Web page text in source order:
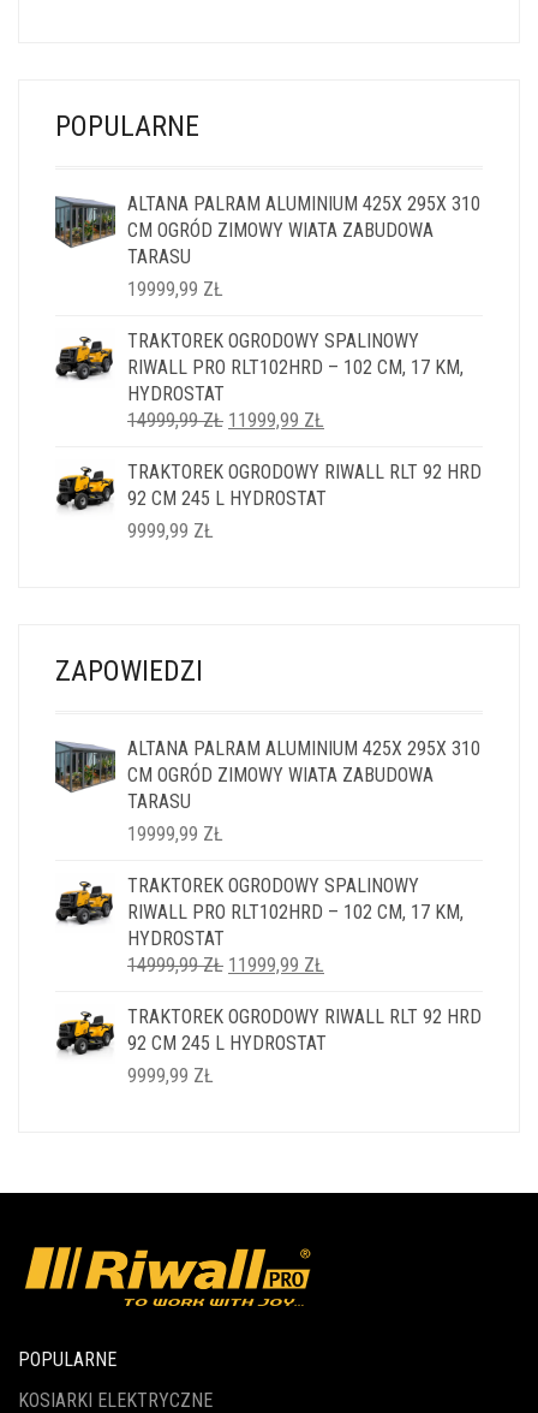
POPULARNE
ALTANA PALRAM ALUMINIUM 425X 295X 310
CM OGRÓD ZIMOWY WIATA ZABUDOWA
TARASU
19999,99 ZŁ
TRAKTOREK OGRODOWY SPALINOWY
RIWALL PRO RLT102HRD – 102 CM, 17 KM,
HYDROSTAT
14999,99ZŁ PIERWOTNA
WYNOSIŁA:
14999,99 ZŁ.
11999,99 ZŁ
WYNOSI:
11999,99 ZŁ.
TRAKTOREK OGRODOWY RIWALL RLT 92 HRD
92 CM 245 L HYDROSTAT
9999,99 ZŁ
ZAPOWIEDZI
ALTANA PALRAM ALUMINIUM 425X 295X 310
CM OGRÓD ZIMOWY WIATA ZABUDOWA
TARASU
19999,99 ZŁ
TRAKTOREK OGRODOWY SPALINOWY
RIWALL PRO RLT102HRD – 102 CM, 17 KM,
HYDROSTAT
14999,99ZŁ PIERWOTNA
WYNOSIŁA:
14999,99 ZŁ.
11999,99 ZŁ
WYNOSI:
11999,99 ZŁ.
TRAKTOREK OGRODOWY RIWALL RLT 92 HRD
92 CM 245 L HYDROSTAT
9999,99 ZŁ
POPULARNE
KOSIARKI ELEKTRYCZNE